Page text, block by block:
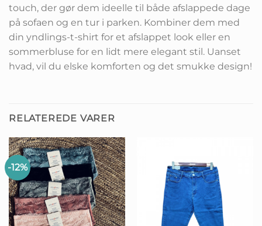
touch, der gør dem ideelle til både afslappede dage
på sofaen og en tur i parken. Kombiner dem med
din yndlings-t-shirt for et afslappet look eller en
sommerbluse for en lidt mere elegant stil. Uanset
hvad, vil du elske komforten og det smukke design!
RELATEREDE VARER
-12%